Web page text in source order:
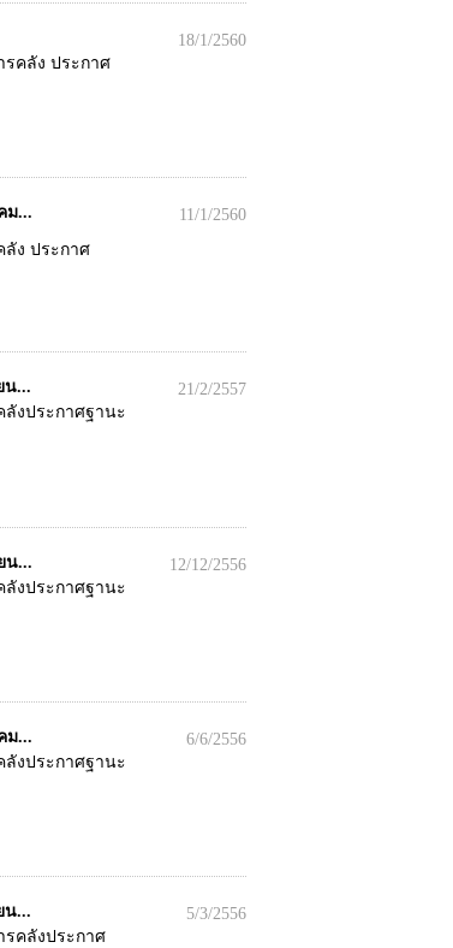
คลัง ประกาศ
18/1/2560
ม...
ง ประกาศ
11/1/2560
น...
งประกาศฐานะ
21/2/2557
น...
งประกาศฐานะ
12/12/2556
ม...
งประกาศฐานะ
6/6/2556
น...
คลังประกาศ
5/3/2556